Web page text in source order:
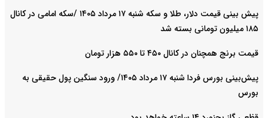
پیش ‌بینی قیمت دلار، طلا و سکه شنبه ۱۷ مرداد ۱۴۰۵ /سکه امامی در کانال
۱۸۵ میلیون تومانی بسته شد
قیمت برنج همچنان در کانال ۴۵۰ تا ۵۵۰ هزار تومان
پیش‌بینی بورس فردا شنبه ۱۷ مرداد ۱۴۰۵/ ورود سنگین پول حقیقی به
بورس